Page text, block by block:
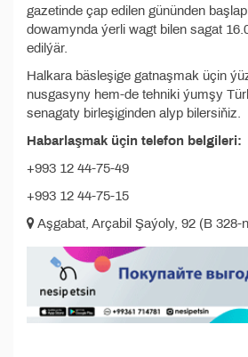
gazetinde çap edilen gününden
dowamynda ýerli wagt bilen sagat
edilýär.
Halkara bäsleşige gatnaşmak üçin
nusgasyny hem-de tehniki ýumşy
senagaty birleşiginden alyp bilersiňiz.
Habarlaşmak üçin telefon belgileri:
+993 12 44-75-49
+993 12 44-75-15
Aşgabat, Arçabil Şaýoly, 92 (B 328-